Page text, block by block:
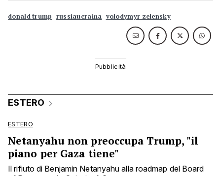
donald trump russiaucraina volodymyr zelensky
ESTERO
ESTERO
Netanyahu non preoccupa Trump, "il
piano per Gaza tiene"
Il rifiuto di Benjamin Netanyahu alla roadmap del Board